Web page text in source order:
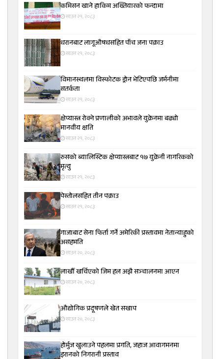
कमिसन खाने हाकिम अख्तियारको फन्दामा
साउन २१, २०८३
धरानबाट लागूऔषधसहित पाँच जना पक्राउ
साउन २१, २०८३
विमानस्थलमा विस्फोटक ड्रोन भेटिएपछि जर्मनीमा
सतर्कता
साउन २१, २०८३
क्षेप्यास्त्र रोक्ने प्रणालीको अभावले युक्रेनमा बढ्यो
मानवीय क्षति
साउन २१, २०८३
रुसको ब्यालिस्टिक क्षेप्यास्त्रबाट १७ युक्रेनी नागरिकको
मृत्यु
साउन २१, २०८३
पेस्तोलसहित तीन पक्राउ
साउन २१, २०८३
गाजाबाट सेना फिर्ता गर्ने अमेरिकी प्रस्तावमा नेतान्याहुको
असहमति
साउन २०, २०८३
लाखौँ खर्चिएको जिम हल अझै सञ्चालनमा आएन
साउन २०, २०८३
औद्योगिक प्रदूषणले खेत सखाप
साउन २०, २०८३
होर्मुज खुलाउने पहलमा प्रगति, जहाज आवागमनमा
इरानको निगरानी प्रस्ताव